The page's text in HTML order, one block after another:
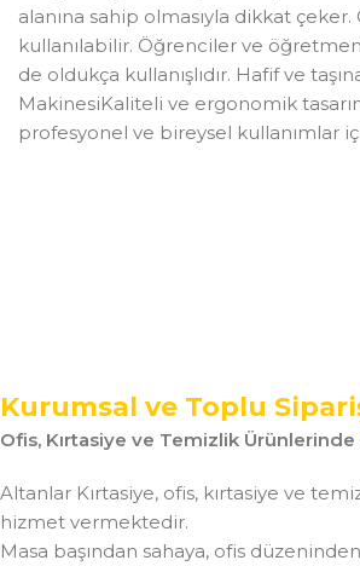
alanına sahip olmasıyla dikkat
kullanılabilir. Öğrenciler ve
de oldukça kullanışlıdır. Hafif ve
MakinesiKaliteli ve ergonomik
profesyonel ve bireysel kullanımlar
Kurumsal ve Toplu
Ofis, Kırtasiye ve Temizlik Ürünlerinde
Altanlar Kırtasiye, ofis, kırtasiye ve
hizmet vermektedir.
Masa başından sahaya, ofis